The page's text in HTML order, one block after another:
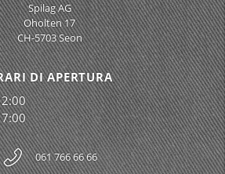
Spilag AG
Oholten 17
CH-5703 Seon
DI APERTURA
061 766 66 66